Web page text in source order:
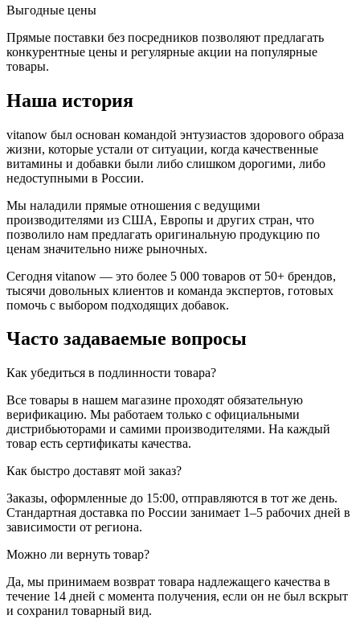
Выгодные цены
Прямые поставки без посредников позволяют предлагать
конкурентные цены и регулярные акции на популярные
товары.
Наша история
vitanow был основан командой энтузиастов здорового образа
жизни, которые устали от ситуации, когда качественные
витамины и добавки были либо слишком дорогими, либо
недоступными в России.
Мы наладили прямые отношения с ведущими
производителями из США, Европы и других стран, что
позволило нам предлагать оригинальную продукцию по
ценам значительно ниже рыночных.
Сегодня vitanow — это более 5 000 товаров от 50+ брендов,
тысячи довольных клиентов и команда экспертов, готовых
помочь с выбором подходящих добавок.
Часто задаваемые вопросы
Как убедиться в подлинности товара?
Все товары в нашем магазине проходят обязательную
верификацию. Мы работаем только с официальными
дистрибьюторами и самими производителями. На каждый
товар есть сертификаты качества.
Как быстро доставят мой заказ?
Заказы, оформленные до 15:00, отправляются в тот же день.
Стандартная доставка по России занимает 1–5 рабочих дней в
зависимости от региона.
Можно ли вернуть товар?
Да, мы принимаем возврат товара надлежащего качества в
течение 14 дней с момента получения, если он не был вскрыт
и сохранил товарный вид.